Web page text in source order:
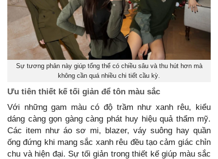
Sự tương phản này giúp tổng thể có chiều sâu và thu hút hơn mà
không cần quá nhiều chi tiết cầu kỳ.
Ưu tiên thiết kế tối giản để tôn màu sắc
Với những gam màu có độ trầm như xanh rêu, kiểu
dáng càng gọn gàng càng phát huy hiệu quả thẩm mỹ.
Các item như áo sơ mi, blazer, váy suông hay quần
ống đứng khi mang sắc xanh rêu đều tạo cảm giác chỉn
chu và hiện đại. Sự tối giản trong thiết kế giúp màu sắc